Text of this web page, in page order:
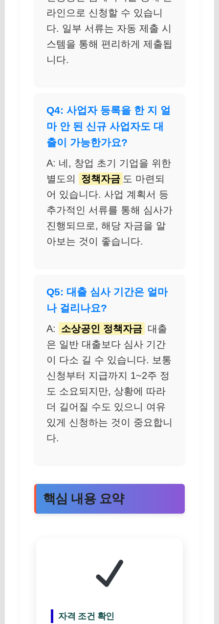
라인으로 신청할 수 있습니
다. 일부 서류는 자동 제출 시
스템을 통해 편리하게 제출됩
니다.
Q4: 사업자 등록을 한 지 얼
마 안 된 신규 사업자도 대
출이 가능한가요?
A: 네, 창업 초기 기업을 위한
별도의
정책자금 도 마련되
어 있습니다. 사업 계획서 등
추가적인 서류를 통해 심사가
진행되므로, 해당 자금을 알
아보는 것이 좋습니다.
Q5: 대출 심사 기간은 얼마
나 걸리나요?
A: 소상공인 정책자금 대출
은 일반 대출보다 심사 기간
이 다소 길 수 있습니다. 보통
신청부터 지급까지 1~2주 정
도 소요되지만, 상황에 따라
더 길어질 수도 있으니 여유
있게 신청하는 것이 중요합니
다.
핵심 내용 요약
자격 조건 확인